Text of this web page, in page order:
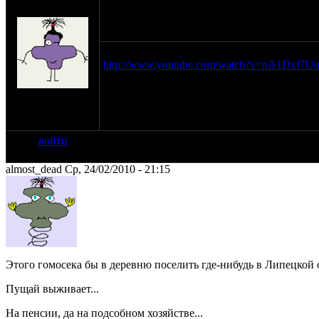
http://www.youtube.com/
войти
almost_dead Ср, 24/02/2010 - 21:15
Этого гомосека бы в деревню поселить где-нибудь в Липецкой
Пущай выживает...
На пенсии, да на подсобном хозяйстве...